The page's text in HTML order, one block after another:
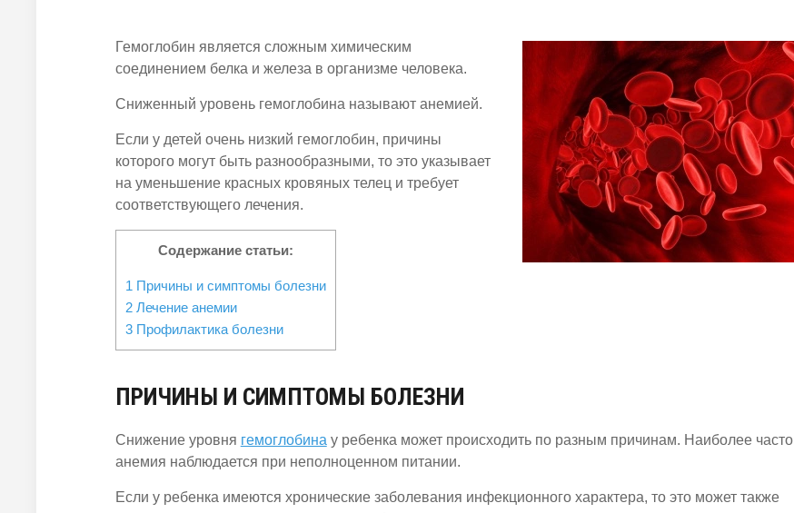
Гемоглобин является сложным химическим
соединением белка и железа в организме человека.
Сниженный уровень гемоглобина называют анемией.
Если у детей очень низкий гемоглобин, причины
которого могут быть разнообразными, то это указывает
на уменьшение красных кровяных телец и требует
соответствующего лечения.
Содержание статьи:
1 Причины и симптомы болезни
2Лечение анемии
3Профилактика болезни
ПРИЧИНЫ И СИМПТОМЫ БОЛЕЗНИ
Снижение уровня гемоглобина у ребенка может происходить по разным причинам. Наиболее часто
анемия наблюдается при неполноценном питании.
Если у ребенка имеются хронические заболевания инфекционного характера, то это может также